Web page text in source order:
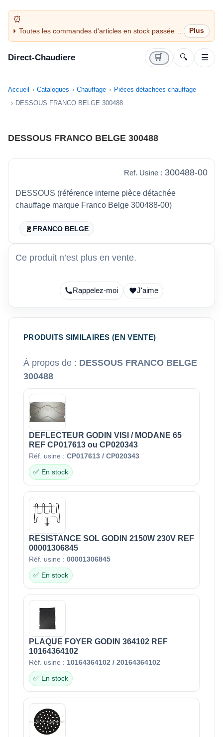
Toutes les commandes d'articles en stock passées
avant 14H sont expédiées le jour même (jours
Direct-Chaudiere 🛒 🔍 ☰
Accueil Catalogues Chauffage
Pièces détachées chauffage
DESSOUS FRANCO BELGE 300488
DESSOUS FRANCO BELGE 300488
Ref. Usine : 300488-00
DESSOUS (référence interne pièce détachée
chauffage marque Franco Belge 300488-00)
FRANCO BELGE
Ce produit n’est plus en vente.
Rappelez-moi J'aime
PRODUITS SIMILAIRES (EN VENTE)
À propos de : DESSOUS FRANCO BELGE
300488
DEFLECTEUR GODIN VISI / MODANE 65
REF CP017613 ou CP020343
Réf. usine : CP017613 / CP020343
✅ En stock
RESISTANCE SOL GODIN 2150W 230V REF
00001306845
Réf. usine : 00001306845
✅ En stock
PLAQUE FOYER GODIN 364102 REF
10164364102
Réf. usine : 10164364102 / 20164364102
✅ En stock